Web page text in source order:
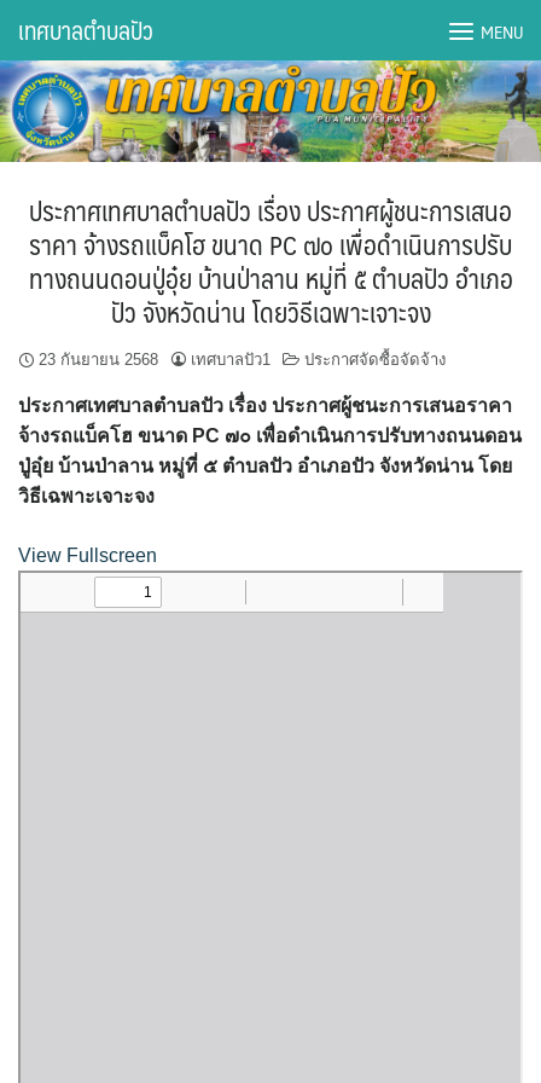
content
DWQA Ask Question
DWQA Questions
กองการศึกษา
กองคลัง
กองช่าง
กองยุทธศาสตร์และงบประมาณ
กองสาธารณสุขฯ
assessment ITA2023
ข้อกำหนดการใช้งาน
เทศบาลตำบลปัว MENU
ประกาศเทศบาลตำบลปัว เรื่อง ประกาศผู้ชนะการเสนอ
ราคา จ้างรถแบ็คโฮ ขนาด PC ๗๐ เพื่อดำเนินการปรับ
ทางถนนดอนปู่อุ๋ย บ้านป่าลาน หมู่ที่ ๕ ตำบลปัว อำเภอ
ปัว จังหวัดน่าน โดยวิธีเฉพาะเจาะจง
23 กันยายน 2568 เทศบาลปัว1 ประกาศจัดซื้อจัดจ้าง
ประกาศเทศบาลตำบลปัว เรื่อง ประกาศผู้ชนะการเสนอราคา
จ้างรถแบ็คโฮ ขนาด PC ๗๐ เพื่อดำเนินการปรับทางถนนดอน
ปู่อุ๋ย บ้านป่าลาน หมู่ที่ ๕ ตำบลปัว อำเภอปัว จังหวัดน่าน โดย
วิธีเฉพาะเจาะจง
View Fullscreen